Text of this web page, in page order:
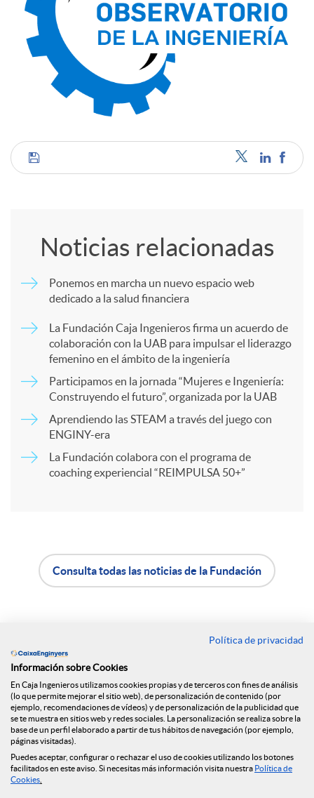
C
R
e
d
Noticias relacionadas
Ponemos en marcha un nuevo espacio web
dedicado a la salud financiera
La Fundación Caja Ingenieros firma un acuerdo de
colaboración con la UAB para impulsar el liderazgo
femenino en el ámbito de la ingeniería
Participamos en la jornada “Mujeres e Ingeniería:
Construyendo el futuro”, organizada por la UAB
Aprendiendo las STEAM a través del juego con
ENGINY-era
La Fundación colabora con el programa de
coaching experiencial “REIMPULSA 50+”
l
i
c
t
ó
n
Consulta todas las noticias de la Fundación
Encuéntranos en
Blog
Política de privacidad
Información sobre Cookies
En Caja Ingenieros utilizamos cookies propias y de terceros con fines de análisis
(lo que permite mejorar el sitio web), de personalización de contenido (por
ejemplo, recomendaciones de vídeos) y de personalización de la publicidad que
se te muestra en sitios web y redes sociales. La personalización se realiza sobre la
base de un perfil elaborado a partir de tus hábitos de navegación (por ejemplo,
páginas visitadas).
Puedes aceptar, configurar o rechazar el uso de cookies utilizando los botones
facilitados en este aviso. Si necesitas más información visita nuestra Política de
Cookies